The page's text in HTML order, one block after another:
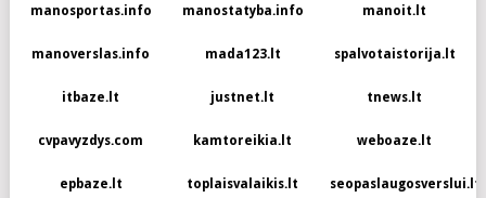
manosportas.info manostatyba.info manoit.lt
manoverslas.info mada123.lt spalvotaistorija.lt
itbaze.lt justnet.lt tnews.lt
cvpavyzdys.com kamtoreikia.lt weboaze.lt
epbaze.lt toplaisvalaikis.lt seopaslaugosverslui.lt